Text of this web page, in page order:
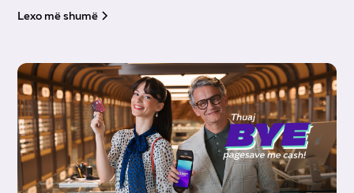
Lexo më shumë